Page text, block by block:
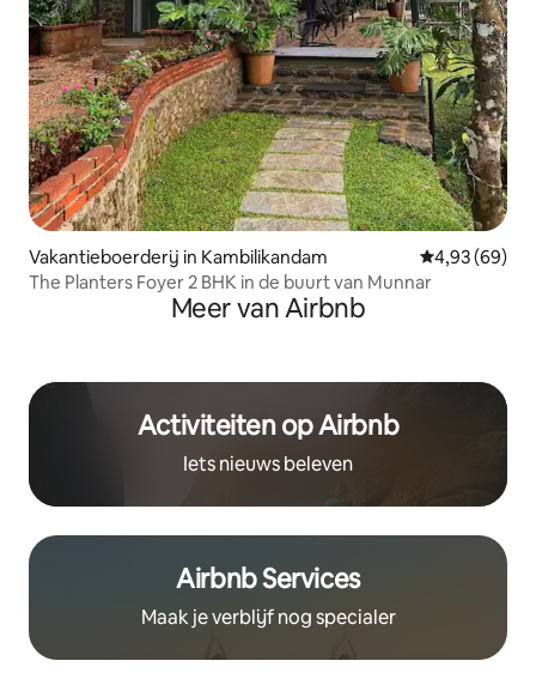
Vakantieboerderij in Kambilikandam Gemiddelde
4,93 (69)
The Planters Foyer 2 BHK in de buurt van Munnar
Meer van Airbnb
Activiteiten op Airbnb
Iets nieuws beleven
Airbnb Services
Maak je verblijf nog specialer